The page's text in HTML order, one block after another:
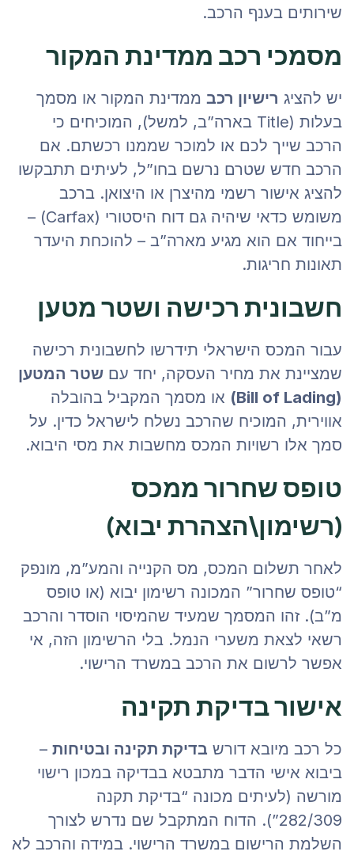
שירותים בענף הרכב.
מסמכי רכב ממדינת המקור
יש להציגרישיון רכבממדינת המקור או מסמך
בעלות (Title בארה”ב, למשל), המוכיחים כי
הרכב שייך לכם או למוכר שממנו רכשתם. אם
הרכב חדש שטרם נרשם בחו”ל, לעיתים תתבקשו
להציג אישור רשמי מהיצרן או היצואן. ברכב
משומש כדאי שיהיה גם דוח היסטורי (Carfax) –
בייחוד אם הוא מגיע מארה”ב – להוכחת היעדר
תאונות חריגות.
חשבונית רכישה ושטר מטען
עבור המכס הישראלי תידרשו לחשבונית רכישה
שמציינת את מחיר העסקה, יחד עםשטר המטען
או מסמך המקביל בהובלה
אווירית, המוכיח שהרכב נשלח לישראל כדין. על
סמך אלו רשויות המכס מחשבות את מסי היבוא.
טופס שחרור ממכס
(רשימון\הצהרת יבוא)
לאחר תשלום המכס, מס הקנייה והמע”מ, מונפק
“טופס שחרור” המכונה רשימון יבוא (או טופס
מ”ב). זהו המסמך שמעיד שהמיסוי הוסדר והרכב
רשאי לצאת משערי הנמל. בלי הרשימון הזה, אי
אפשר לרשום את הרכב במשרד הרישוי.
אישור בדיקת תקינה
כל רכב מיובא דורשבדיקת תקינה ובטיחות–
ביבוא אישי הדבר מתבטא בבדיקה במכון רישוי
מורשה (לעיתים מכונה “בדיקת תקנה
282/309”). הדוח המתקבל שם נדרש לצורך
השלמת הרישום במשרד הרישוי. במידה והרכב לא